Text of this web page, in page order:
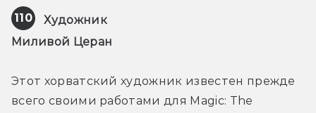
110
Художник
Миливой Церан
Этот хорватский художник известен прежде
всего своими работами для Magic: The